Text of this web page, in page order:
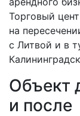
Торговый
на
с Литвой и в
Объект
и после